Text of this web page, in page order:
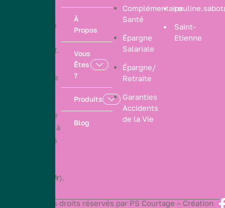
protections
ressemblent.
PS Courtage
d’assurance
immatriculé à
l’Orias sous
www.orias.fr).
À
Propos
Vous
Êtes
?
Produits
Blog
Complémentaire
Santé
Épargne
Salariale
Épargne/
Retraite
Garanties
Accidents
de la Vie
Saint-
Etienne
© Tous droits réservés par PS Courtage – Création